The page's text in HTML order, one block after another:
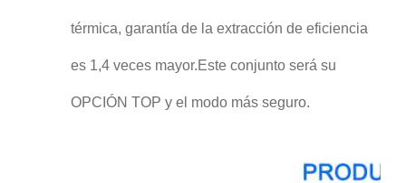
térmica, garantía de la extracción de eficiencia
es 1,4 veces mayor.Este conjunto será su
OPCIÓN TOP y el modo más seguro.